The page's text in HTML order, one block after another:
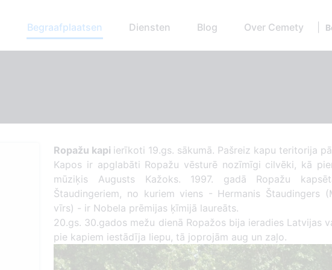
Begraafplaatsen Diensten Blog Over Cemety
Ropažu kapi ierīkoti 19.gs. sākumā. Pašreiz kapu teritorija
Kapos ir apglabāti Ropažu vēsturē nozīmīgi cilvēki, kā
mūziķis Augusts Kažoks.
1997. gadā Ropažu
Štaudingeriem, no kuriem viens - Hermanis Štaudingers
vīrs) - ir Nobela prēmijas ķīmijā laureāts.
20.gs. 30.gados mežu dienā Ropažos bija ieradies Latvijas
pie kapiem iestādīja liepu, tā joprojām aug un zaļo.